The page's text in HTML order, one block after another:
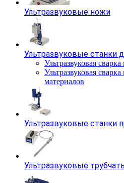
Ультразвуковые ножи
Ультразвуковые станки
Ультразвуковая
Ультразвуковая
материалов
Ультразвуковые станки
Ультразвуковые